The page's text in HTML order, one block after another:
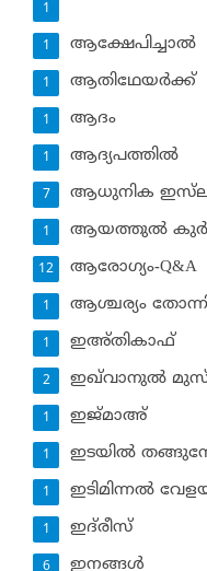
1
ആക്ഷേപിച്ചാല്‍
1
ആതിഥേയര്‍ക്ക്
1
ആദം
1
ആദ്യപത്തില്‍
1
ആധുനിക
7
ആയത്തുല്‍
1
ആരോഗ്യം-Q&A
12
ആശ്ചര്യം
1
ഇഅ്തികാഫ്‌
1
ഇഖ്‌വാനുല്‍
2
ഇജ്മാഅ്
1
ഇടയില്‍
1
ഇടിമിന്നല്‍
1
ഇദ്‌രീസ്‌
1
ഇനങ്ങള്‍
6